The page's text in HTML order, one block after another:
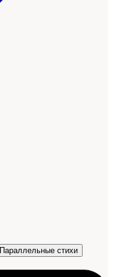
Параллельные стихи